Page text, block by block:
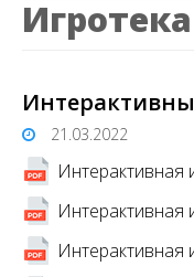
Игротека
21.03.2022
Интерактивная
Интерактивная